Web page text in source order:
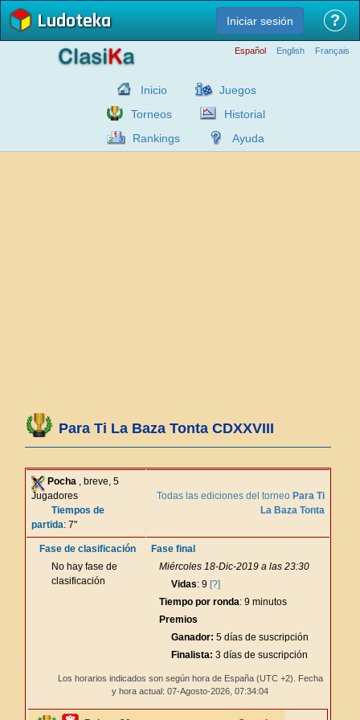
Ludoteka Iniciar sesión ?
Español English Français
Inicio
Juegos
Torneos
Historial
Rankings
Ayuda
Para Ti La Baza Tonta CDXXVIII
Pocha , breve, 5
Jugadores
Tiempos de
partida: 7"
Todas las ediciones del torneo Para Ti
La Baza Tonta
Fase de clasificación
No hay fase de
clasificación
Fase final
Miércoles 18-Dic-2019 a las 23:30
Vidas: 9 [?]
Tiempo por ronda: 9 minutos
Premios
Ganador: 5 días de suscripción
Finalista: 3 días de suscripción
Los horarios indicados son según hora de España (UTC +2). Fecha
y hora actual: 07-Agosto-2026, 07:34:05